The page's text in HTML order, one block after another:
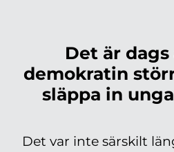
Det är
demokratin
släppa in
Det var inte särskilt